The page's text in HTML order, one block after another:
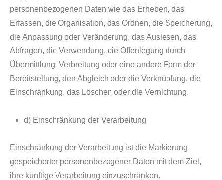
personenbezogenen Daten wie das Erheben, das
Erfassen, die Organisation, das Ordnen, die Speicherung,
die Anpassung oder Veränderung, das Auslesen, das
Abfragen, die Verwendung, die Offenlegung durch
Übermittlung, Verbreitung oder eine andere Form der
Bereitstellung, den Abgleich oder die Verknüpfung, die
Einschränkung, das Löschen oder die Vernichtung.
d) Einschränkung der Verarbeitung
Einschränkung der Verarbeitung ist die Markierung
gespeicherter personenbezogener Daten mit dem Ziel,
ihre künftige Verarbeitung einzuschränken.